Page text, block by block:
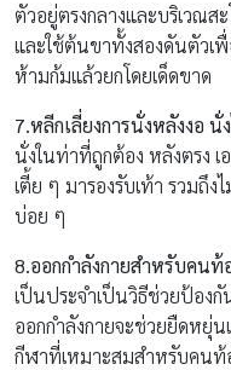
ตัวอยู่ตรงกลางและบริเวณส
และใช้ต้นขาทั้งสองดันตัวเ
ห้ามก้มแล้วยกโดยเด็ดขาด
7.หลีกเลี่ยงการนั่งหลังงอ นั่
นั่งในท่าที่ถูกต้อง หลังตรง เ
เตี้ย ๆ มารองรับเท้า รวมถึ
บ่อย ๆ
8.ออกกำลังกายสำหรับคนท้
เป็นประจำเป็นวิธีช่วยป้องกั
ออกกำลังกายจะช่วยยืดหยุ่
กีฬาที่เหมาะสมสำหรับคนท้